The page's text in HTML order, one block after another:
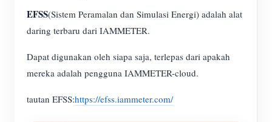
Pengisi Daya EV
Pengukur Virtual
EFSS(Sistem Peramalan dan Simulasi Energi) adalah alat
daring terbaru dari IAMMETER.
Dapat digunakan oleh siapa saja, terlepas dari apakah
mereka adalah pengguna IAMMETER-cloud.
tautan EFSS:https://efss.iammeter.com/